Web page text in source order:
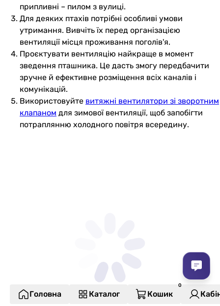
припливні – пилом з вулиці.
Для деяких птахів потрібні особливі умови
утримання. Вивчіть їх перед організацією
вентиляції місця проживання поголів'я.
Проєктувати вентиляцію найкраще в момент
зведення пташника. Це дасть змогу передбачити
зручне й ефективне розміщення всіх каналів і
комунікацій.
Використовуйте витяжні вентилятори зі зворотним
клапаном для зимової вентиляції, щоб запобігти
потраплянню холодного повітря всередину.
Головна Каталог Кошик